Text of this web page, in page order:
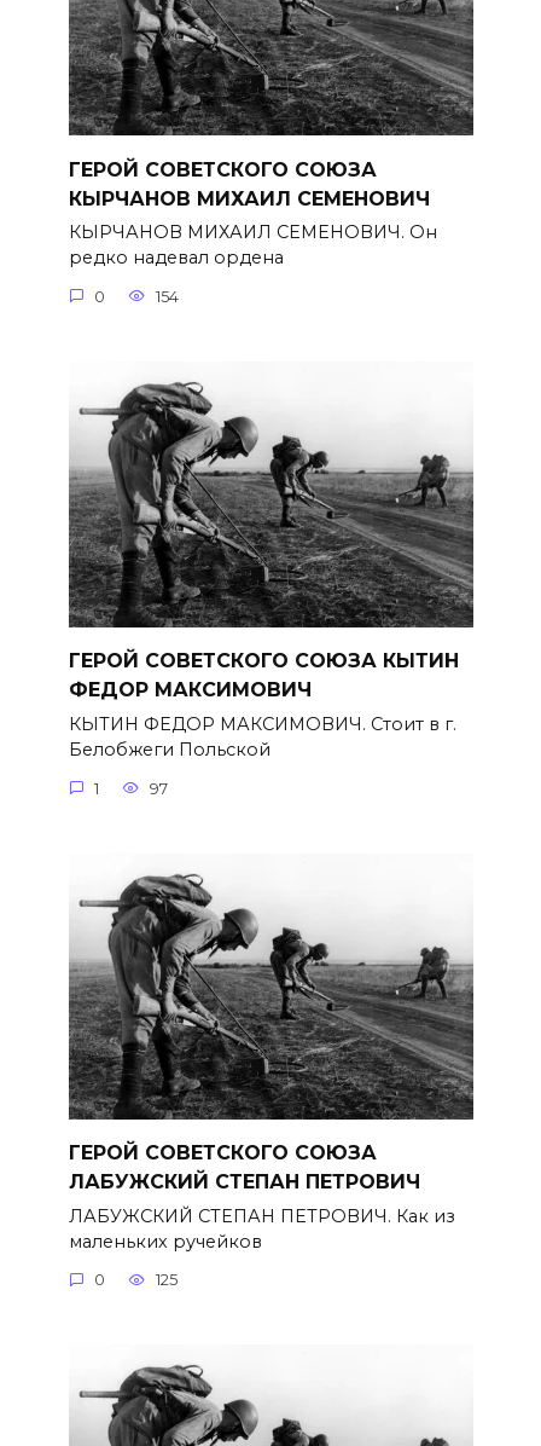
ГЕРОЙ СОВЕТСКОГО СОЮЗА
КЫРЧАНОВ МИХАИЛ СЕМЕНОВИЧ
КЫРЧАНОВ МИХАИЛ СЕМЕНОВИЧ. Он
редко надевал ордена
0 154
ГЕРОЙ СОВЕТСКОГО СОЮЗА КЫТИН
ФЕДОР МАКСИМОВИЧ
КЫТИН ФЕДОР МАКСИМОВИЧ. Стоит в г.
Белобжеги Польской
1 97
ГЕРОЙ СОВЕТСКОГО СОЮЗА
ЛАБУЖСКИЙ СТЕПАН ПЕТРОВИЧ
ЛАБУЖСКИЙ СТЕПАН ПЕТРОВИЧ. Как из
маленьких ручейков
0 125